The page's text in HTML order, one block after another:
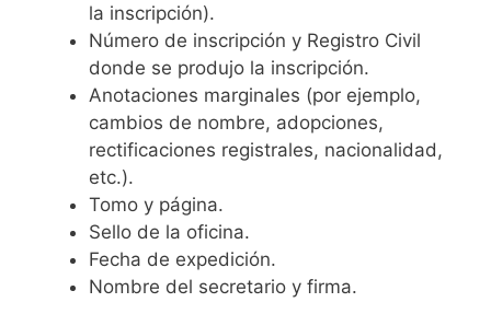
la inscripción).
Número de inscripción y Registro Civil
donde se produjo la inscripción.
Anotaciones marginales (por ejemplo,
cambios de nombre, adopciones,
rectificaciones registrales, nacionalidad,
etc.).
Tomo y página.
Sello de la oficina.
Fecha de expedición.
Nombre del secretario y firma.